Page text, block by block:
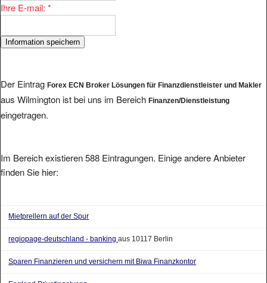
Ihre E-mail: *
Der Eintrag Forex ECN Broker Lösungen für Finanzdienstleister und Makler
aus Wilmington ist bei uns im Bereich Finanzen/Dienstleistung
eingetragen.
Im Bereich existieren 588 Eintragungen. Einige andere Anbieter
finden Sie hier:
Mietprellern auf der Spur
regiopage-deutschland - bankingaus 10117 Berlin
Sparen Finanzieren und versichern mit Biwa Finanzkontor